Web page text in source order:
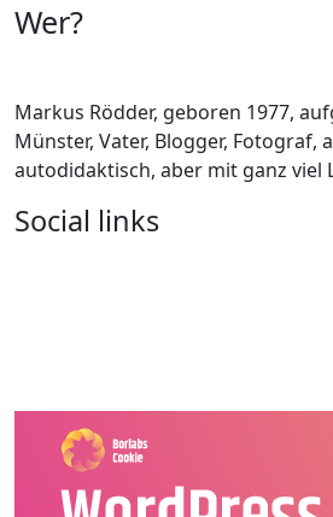
Wer?
Markus Rödder, geboren 1977,
Münster, Vater, Blogger, Fotograf,
autodidaktisch, aber mit ganz viel
Social links